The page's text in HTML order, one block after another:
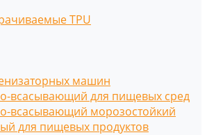
TPU
машин
всасывающий для пищевых сред
всасывающий морозостойкий
для пищевых продуктов